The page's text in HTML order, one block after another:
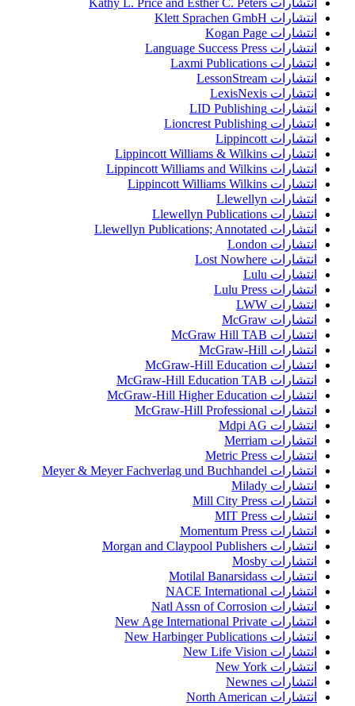
انتشارات Klett Sprachen GmbH
انتشارات Kogan Page
انتشارات Language Success Press
انتشارات Laxmi Publications
انتشارات LessonStream
انتشارات LexisNexis
انتشارات LID Publishing
انتشارات Lioncrest Publishing
انتشارات Lippincott
انتشارات Lippincott Williams & Wilkins
انتشارات Lippincott Williams and Wilkins
انتشارات Lippincott Williams Wilkins
انتشارات Llewellyn
انتشارات Llewellyn Publications
انتشارات Llewellyn Publications; Annotated
انتشارات London
انتشارات Lost Nowhere
انتشارات Lulu
انتشارات Lulu Press
انتشارات LWW
انتشارات McGraw
انتشارات McGraw Hill TAB
انتشارات McGraw-Hill
انتشارات McGraw-Hill Education
انتشارات McGraw-Hill Education TAB
انتشارات McGraw-Hill Higher Education
انتشارات McGraw-Hill Professional
انتشارات Mdpi AG
انتشارات Merriam
انتشارات Metric Press
انتشارات Meyer & Meyer Fachverlag und Buchhandel
انتشارات Milady
انتشارات Mill City Press
انتشارات MIT Press
انتشارات Momentum Press
انتشارات Morgan and Claypool Publishers
انتشارات Mosby
انتشارات Motilal Banarsidass
انتشارات NACE International
انتشارات Natl Assn of Corrosion
انتشارات New Age International Private
انتشارات New Harbinger Publications
انتشارات New Life Vision
انتشارات New York
انتشارات Newnes
انتشارات North American